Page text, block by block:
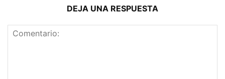
DEJA UNA RESPUESTA